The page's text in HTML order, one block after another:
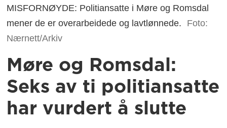
MISFORNØYDE: Politiansatte i Møre og Romsdal
mener de er overarbeidede og lavtlønnede.
Foto:
Nærnett/Arkiv
Møre og Romsdal:
Seks av ti politiansatte
har vurdert å slutte